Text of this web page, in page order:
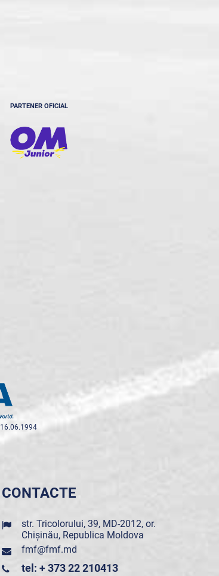
PARTENER OFICIAL
16.06.1994
CONTACTE
str. Tricolorului, 39, MD-2012, or.
Chișinău, Republica Moldova
fmf@fmf.md
tel: + 373 22 210413